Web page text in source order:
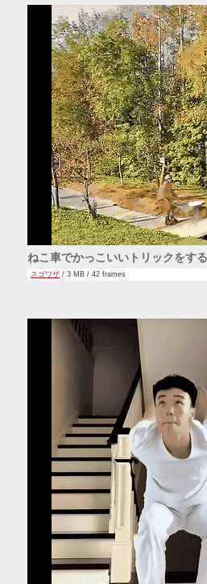
ねこ車でかっこいいトリックをす
スゴワザ / 3 MB / 42 frames